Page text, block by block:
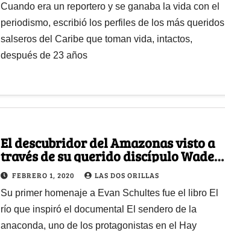
Cuando era un reportero y se ganaba la vida con el
periodismo, escribió los perfiles de los más queridos
salseros del Caribe que toman vida, intactos,
después de 23 años
El descubridor del Amazonas visto a
través de su querido discípulo Wade
Davis
FEBRERO 1, 2020 LAS DOS ORILLAS
Su primer homenaje a Evan Schultes fue el libro El
río que inspiró el documental El sendero de la
anaconda, uno de los protagonistas en el Hay